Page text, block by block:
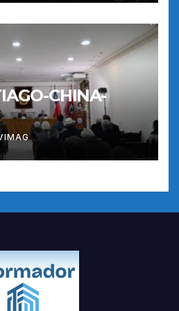
CHINA-